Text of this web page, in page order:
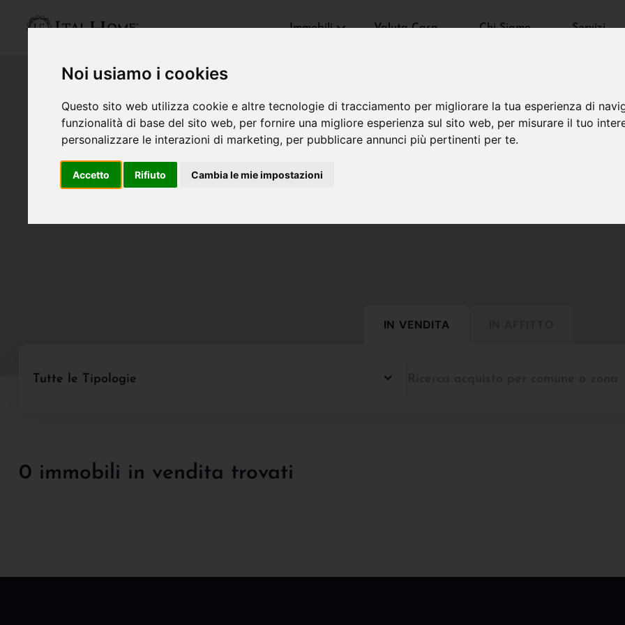
Noi usiamo i cookies
Questo sito web utilizza cookie e altre tecnologie di tracciamento per migliorare la tua esperienza di
funzionalità di base del sito web, per fornire una migliore esperienza sul sito web, per misurare il tuo
personalizzare le interazioni di marketing, per pubblicare annunci più pertinenti per te.
Accetto Rifiuto Cambia le mie impostazioni
Immobili Valuta Casa Chi Siamo Servizi
IN VENDITA
Tutte le Tipologie
0 immobili in vendita trovati